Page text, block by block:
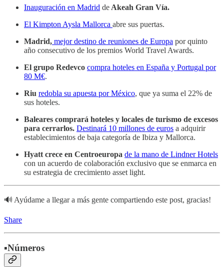
Inauguración en Madrid de Akeah Gran Vía.
El Kimpton Aysla Mallorca abre sus puertas.
Madrid, mejor destino de reuniones de Europa por quinto
año consecutivo de los premios World Travel Awards.
El grupo Redevco compra hoteles en España y Portugal por
80 M€.
Riu redobla su apuesta por México, que ya suma el 22% de
sus hoteles.
Baleares comprará hoteles y locales de turismo de excesos
para cerrarlos. Destinará 10 millones de euros a adquirir
establecimientos de baja categoría de Ibiza y Mallorca.
Hyatt crece en Centroeuropa de la mano de Lindner Hotels
con un acuerdo de colaboración exclusivo que se enmarca en
su estrategia de crecimiento asset light.
🔊 Ayúdame a llegar a más gente compartiendo este post, gracias!
Share
▪️Números